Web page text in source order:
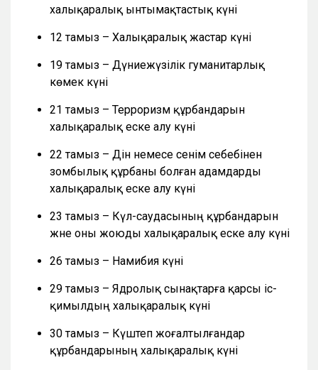
халықаралық ынтымақтастық күні
12 тамыз – Халықаралық жастар күні
19 тамыз – Дүниежүзілік гуманитарлық
көмек күні
21 тамыз – Терроризм құрбандарын
халықаралық еске алу күні
22 тамыз – Дін немесе сенім себебінен
зомбылық құрбаны болған адамдарды
халықаралық еске алу күні
23 тамыз – Күл-саудасының құрбандарын
және оны жоюды халықаралық еске алу күні
26 тамыз – Намибия күні
29 тамыз – Ядролық сынақтарға қарсы іс-
қимылдың халықаралық күні
30 тамыз – Күштеп жоғалтылғандар
құрбандарының халықаралық күні